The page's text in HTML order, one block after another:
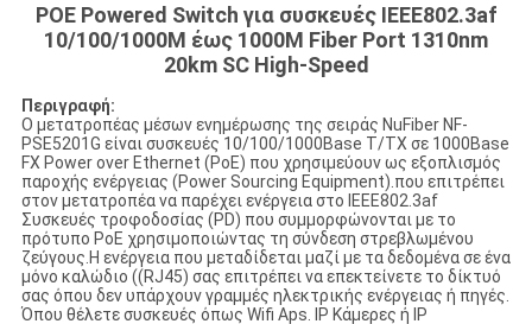
POE Powered Switch για συσκευές IEEE802.3af
10/100/1000M έως 1000M Fiber Port 1310nm
20km SC High-Speed
Περιγραφή:
Ο μετατροπέας μέσων ενημέρωσης της σειράς NuFiber NF-
PSE5201G είναι συσκευές 10/100/1000Base T/TX σε 1000Base
FX Power over Ethernet (PoE) που χρησιμεύουν ως εξοπλισμός
παροχής ενέργειας (Power Sourcing Equipment).που επιτρέπει
στον μετατροπέα να παρέχει ενέργεια στο IEEE802.3af
Συσκευές τροφοδοσίας (PD) που συμμορφώνονται με το
πρότυπο PoE χρησιμοποιώντας τη σύνδεση στρεβλωμένου
ζεύγους.Η ενέργεια που μεταδίδεται μαζί με τα δεδομένα σε ένα
μόνο καλώδιο ((RJ45) σας επιτρέπει να επεκτείνετε το δίκτυό
σας όπου δεν υπάρχουν γραμμές ηλεκτρικής ενέργειας ή πηγές.
Όπου θέλετε συσκευές όπως Wifi Aps. IP Κάμερες ή IP